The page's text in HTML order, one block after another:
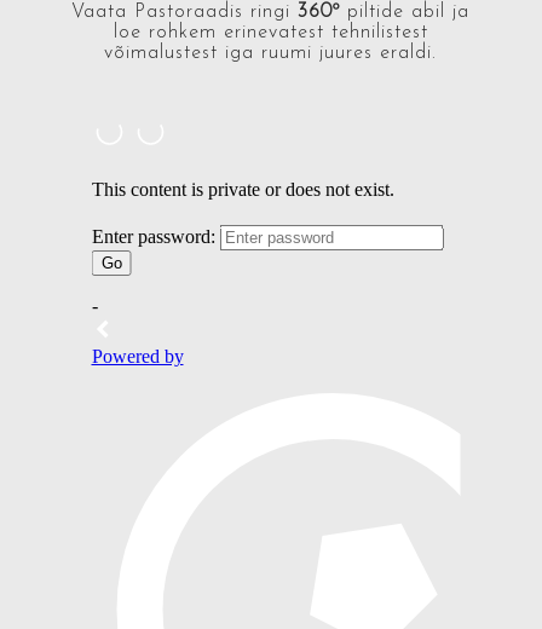
Vaata Pastoraadis ringi 360º piltide abil ja
loe rohkem erinevatest tehnilistest
võimalustest iga ruumi juures eraldi.